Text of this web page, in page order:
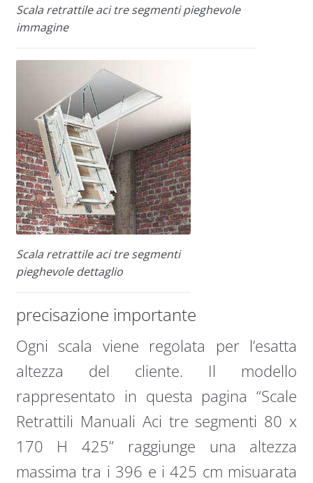
Scala retrattile aci tre segmenti pieghevole
immagine
Scala retrattile aci tre segmenti
pieghevole dettaglio
precisazione importante
Ogni scala viene regolata per l’esatta
altezza del cliente. Il modello
rappresentato in questa pagina “Scale
Retrattili Manuali Aci tre segmenti 80 x
170 H 425” raggiunge una altezza
massima tra i 396 e i 425 cm misuarata